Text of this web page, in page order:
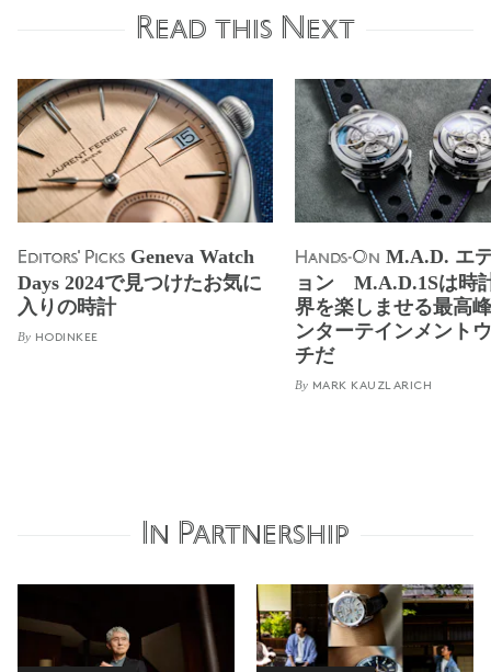
Read this Next
Editors' Picks Geneva Watch
Days 2024で見つけたお気に
入りの時計
By HODINKEE
Hands-On M.A.D. エ
ョン M.A.D.1Sは時
界を楽しませる最高
ンターテインメント
チだ
By MARK KAUZLARICH
In Partnership